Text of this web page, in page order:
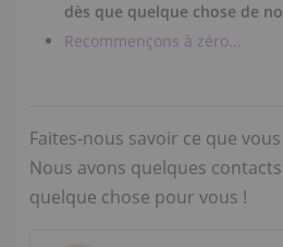
dès que quelque chose de
Recommençons à zéro...
Faites-nous savoir ce que
Nous avons quelques
quelque chose pour vous !